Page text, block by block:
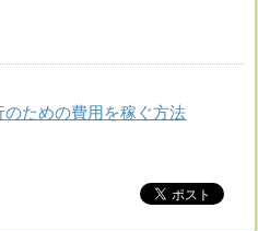
ための費用を稼ぐ方法